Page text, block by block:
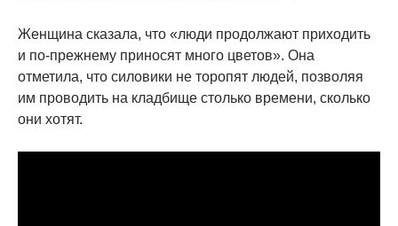
Женщина сказала, что «люди продолжают приходить
и по-прежнему приносят много цветов». Она
отметила, что силовики не торопят людей, позволяя
им проводить на кладбище столько времени, сколько
они хотят.